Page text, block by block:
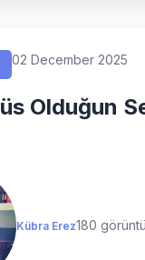
02 December 2025
Olduğun
Kübra Erez180